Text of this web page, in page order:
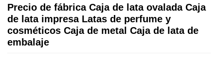
Precio de fábrica Caja de lata ovalada Caja
de lata impresa Latas de perfume y
cosméticos Caja de metal Caja de lata de
embalaje